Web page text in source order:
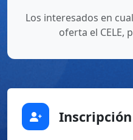
Los interesados en
oferta el CELE,
Inscripción